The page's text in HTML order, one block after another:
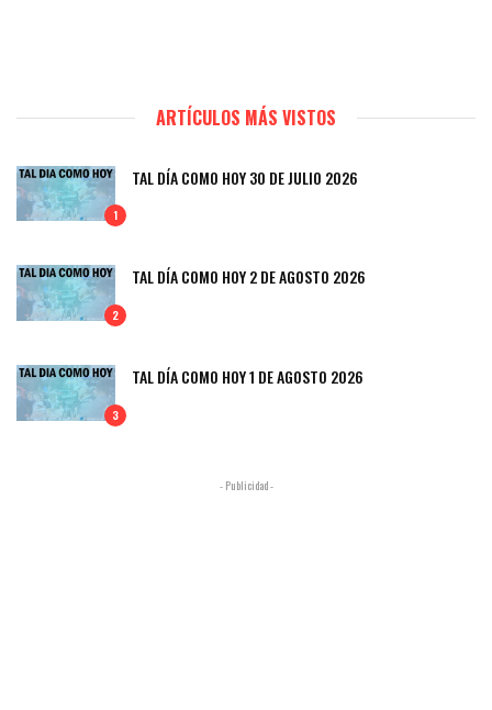
ARTÍCULOS MÁS VISTOS
1
TAL DÍA COMO HOY 30 DE JULIO 2026
2
TAL DÍA COMO HOY 2 DE AGOSTO 2026
3
TAL DÍA COMO HOY 1 DE AGOSTO 2026
- Publicidad -